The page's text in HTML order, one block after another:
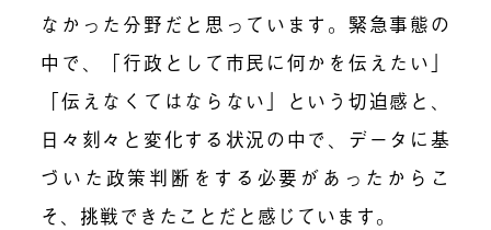
なかった分野だと思っています。緊急事態の
中で、「行政として市民に何かを伝えたい」
「伝えなくてはならない」という切迫感と、
日々刻々と変化する状況の中で、データに基
づいた政策判断をする必要があったからこ
そ、挑戦できたことだと感じています。